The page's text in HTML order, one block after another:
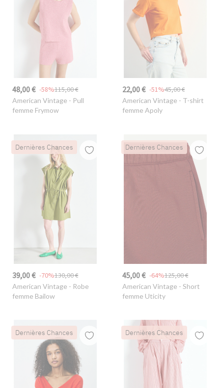
48,00 € 115,00 €
-58%
American Vintage - Pull
femme Frymow
22,00 € 45,00 €
-51%
American Vintage - T-shirt
femme Apoly
Dernières Chances
39,00 € 130,00 €
-70%
American Vintage - Robe
femme Bailow
Dernières Chances
45,00 € 125,00 €
-64%
American Vintage - Short
femme Uticity
Dernières Chances Dernières Chances